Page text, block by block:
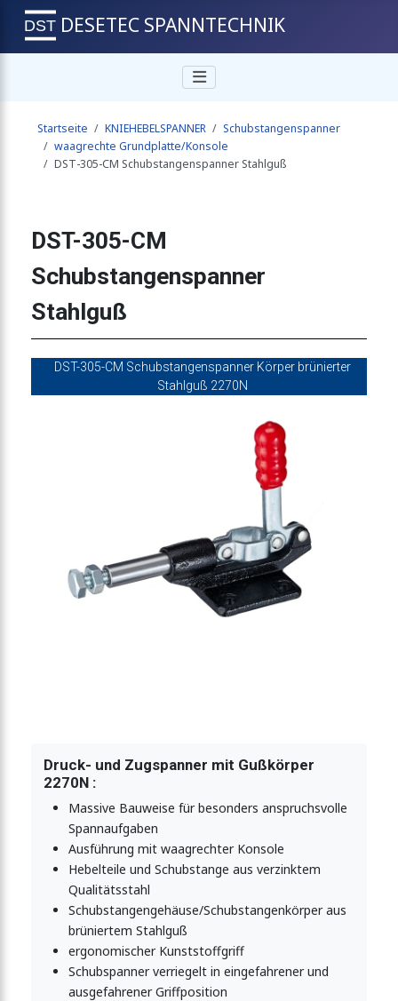
1800N
2000N
Stahlguß
Stahlguß
mit massivem Grundkörper 2270N
mit Sicherheitsverriegelung
4540N
DESETEC SPANNTECHNIK
Startseite KNIEHEBELSPANNER
Schubstangenspanner
waagrechte Grundplatte/Konsole
DST-305-CM Schubstangenspanner Stahlguß
DST-305-CM
Schubstangenspanner
Stahlguß
DST-305-CM Schubstangenspanner Körper brünierter
Stahlguß 2270N
Druck- und Zugspanner mit Gußkörper
2270N :
Massive Bauweise für besonders anspruchsvolle
Spannaufgaben
Ausführung mit waagrechter Konsole
Hebelteile und Schubstange aus verzinktem
Qualitätsstahl
Schubstangengehäuse/Schubstangenkörper aus
brüniertem Stahlguß
ergonomischer Kunststoffgriff
Schubspanner verriegelt in eingefahrener und
ausgefahrener Griffposition